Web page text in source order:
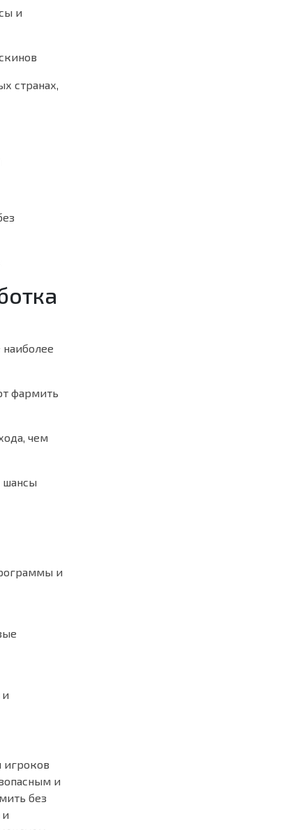
и
странах,
фармить
чем
шансы
и
игроков
и
без